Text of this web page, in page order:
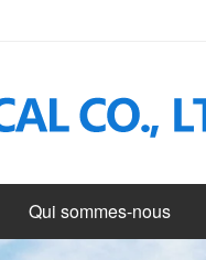
Qui sommes-nous